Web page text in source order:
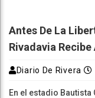
Antes De La
Rivadavia
Diario De Rivera
En el estadio